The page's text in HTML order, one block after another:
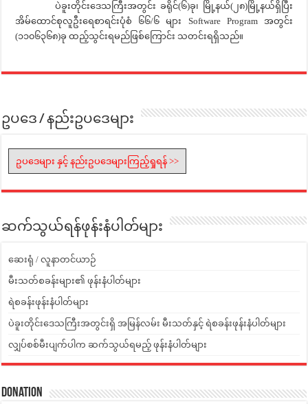
ပဲခူးတိုင်းဒေသကြီးအတွင်း ခရိုင်(၆)ခု၊ မြို့နယ်(၂၈)မြို့နယ်ရှိပြီး
အိမ်ထောင်စုလူဦးရေစာရင်းပုံစံ ၆၆/၆ များ Software Program အတွင်း
(၁၁၀၆၃၆၈)ခု ထည့်သွင်းရမည်ဖြစ်ကြောင်း သတင်းရရှိသည်။
ဥပဒေ / နည်းဥပဒေများ
ဥပဒေများ နှင့် နည်းဥပဒေများကြည့်ရှုရန် >>
ဆက်သွယ်ရန်ဖုန်းနံပါတ်များ
ဆေးရုံ / လူနာတင်ယာဉ်
မီးသတ်စခန်းများ၏ ဖုန်းနံပါတ်များ
ရဲစခန်းဖုန်းနံပါတ်များ
ပဲခူးတိုင်းဒေသကြီးအတွင်းရှိ အမြန်လမ်း မီးသတ်နှင့် ရဲစခန်းဖုန်းနံပါတ်များ
လျှပ်စစ်မီးပျက်ပါက ဆက်သွယ်ရမည့် ဖုန်းနံပါတ်များ
Donation